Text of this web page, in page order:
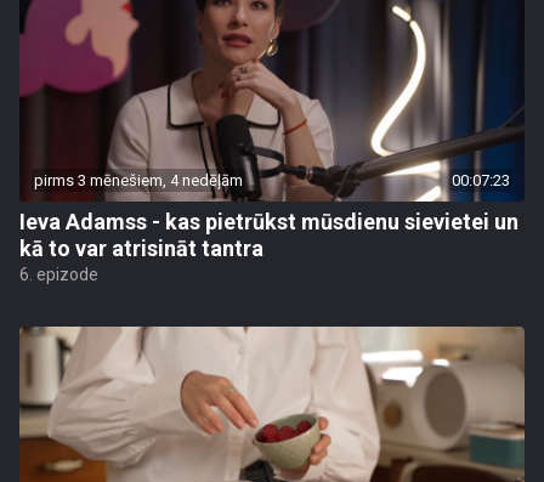
pirms 3 mēnešiem, 4 nedēļām 00:07:23
Ieva Adamss - kas pietrūkst mūsdienu sievietei un
kā to var atrisināt tantra
6. epizode